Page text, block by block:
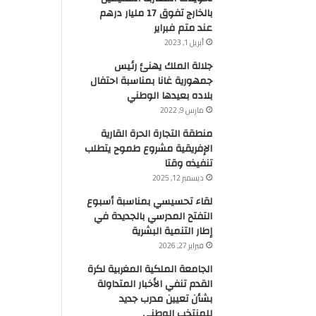
بالخارج تفوق 17 مليار درهم
عند متم فبراير
أبريل 1, 2023
جلالة الملك يهنئ رئيس
جمهورية غانا بمناسبة احتفال
بلاده بعيدها الوطني
مارس 9, 2022
منطقة التجارة الحرة القارية
الإفريقية مشروع طموح يتطلب
تنفيذه وقتا
ديسمبر 12, 2025
لقاء تحسيسي بمناسبة أسبوع
التفتح المدرسي بالجديدة في
إطار التنمية البشرية
فبراير 27, 2026
الجامعة الملكية المغربية لكرة
القدم تنفي الأخبار المتداولة
بشأن تعيين مدرب جديد